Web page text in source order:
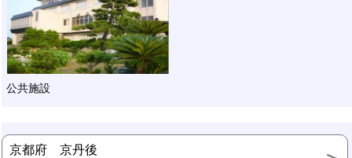
公共施設
京都府 京丹後